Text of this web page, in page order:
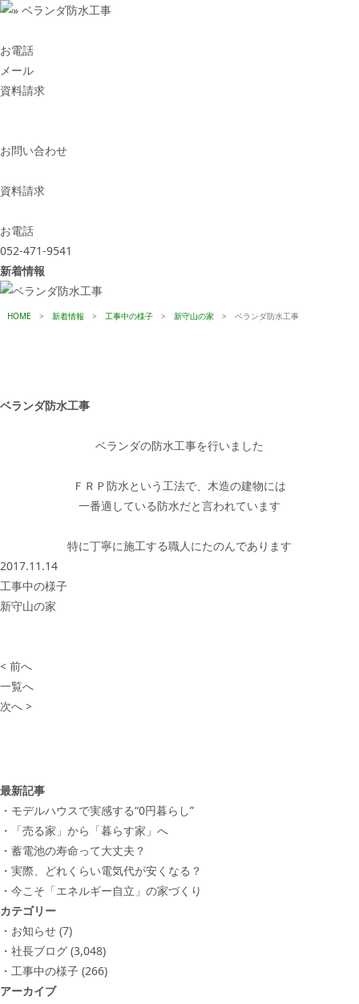
お電話
メール
資料請求
お問い合わせ
資料請求
お電話
052-471-9541
新着情報
HOME > 新着情報 > 工事中の様子> 新守山の家> ベランダ防水工事
ベランダ防水工事
ベランダの防水工事を行いました
ＦＲＰ防水という工法で、木造の建物には
一番適している防水だと言われています
特に丁寧に施工する職人にたのんであります
2017.11.14
工事中の様子
新守山の家
< 前へ
一覧へ
次へ >
最新記事
モデルハウスで実感する“0円暮らし”
「売る家」から「暮らす家」へ
蓄電池の寿命って大丈夫？
実際、どれくらい電気代が安くなる？
今こそ「エネルギー自立」の家づくり
カテゴリー
お知らせ (7)
社長ブログ (3,048)
工事中の様子 (266)
アーカイブ